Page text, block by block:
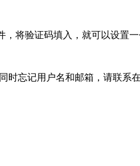
将验证码填入，就可以设置一
忘记用户名和邮箱，请联系在